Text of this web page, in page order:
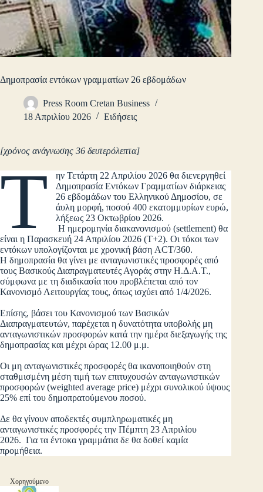
Δημοπρασία εντόκων γραμματίων 26 εβδομάδων
Press Room Cretan Business
18 Απριλίου 2026
Ειδήσεις
[χρόνος ανάγνωσης 36 δευτερόλεπτα]
Τ
ην Τετάρτη 22 Απριλίου 2026 θα διενεργηθεί
Δημοπρασία Εντόκων Γραμματίων διάρκειας
26 εβδομάδων του Ελληνικού Δημοσίου, σε
άυλη μορφή, ποσού 400 εκατομμυρίων ευρώ,
λήξεως 23 Οκτωβρίου 2026.
Η ημερομηνία διακανονισμού (settlement) θα
είναι η Παρασκευή 24 Απριλίου 2026 (Τ+2). Οι τόκοι των
εντόκων υπολογίζονται με χρονική βάση ACT/360.
Η δημοπρασία θα γίνει με ανταγωνιστικές προσφορές από
τους Βασικούς Διαπραγματευτές Αγοράς στην Η.Δ.Α.Τ.,
σύμφωνα με τη διαδικασία που προβλέπεται από τον
Κανονισμό Λειτουργίας τους, όπως ισχύει από 1/4/2026.
Επίσης, βάσει του Κανονισμού των Βασικών
Διαπραγματευτών, παρέχεται η δυνατότητα υποβολής μη
ανταγωνιστικών προσφορών κατά την ημέρα διεξαγωγής της
δημοπρασίας και μέχρι ώρας 12.00 μ.μ.
Οι μη ανταγωνιστικές προσφορές θα ικανοποιηθούν στη
σταθμισμένη μέση τιμή των επιτυχουσών ανταγωνιστικών
προσφορών (weighted average price) μέχρι συνολικού ύψους
25% επί του δημοπρατούμενου ποσού.
Δε θα γίνουν αποδεκτές συμπληρωματικές μη
ανταγωνιστικές προσφορές την Πέμπτη 23 Απριλίου
2026. Για τα έντοκα γραμμάτια δε θα δοθεί καμία
προμήθεια.
Χορηγούμενο